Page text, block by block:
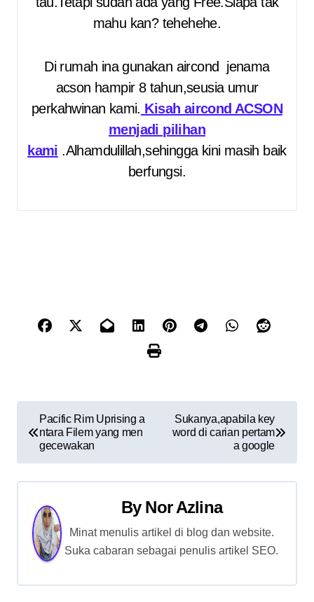
mahu kan? tehehehe.
Di rumah ina gunakan aircond jenama
acson hampir 8 tahun,seusia umur
perkahwinan kami. Kisah aircond ACSON
menjadi pilihan
kami .Alhamdulillah,sehingga kini masih baik
berfungsi.
s
v
Pacific Rim Uprising a
ntara Filem yang men
gecewakan
Sukanya,apabila key
word di carian pertam
a google
By Nor Azlina
Minat menulis artikel di blog dan website.
Suka cabaran sebagai penulis artikel SEO.